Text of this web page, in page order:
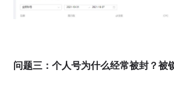
问题三：个人号为什么经常被封？被